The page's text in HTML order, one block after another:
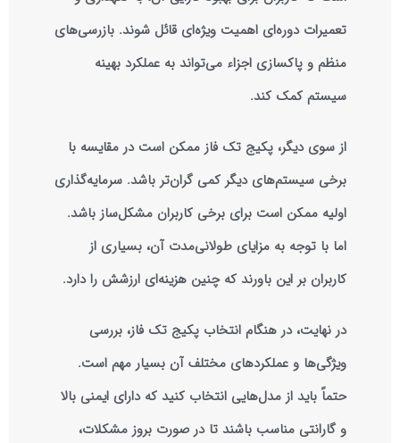
تعمیرات دوره‌ای اهمیت ویژه‌ای قائل شوند. بازرسی‌های
منظم و پاکسازی اجزاء می‌تواند به عملکرد بهینه
سیستم کمک کند.
از سوی دیگر، پکیج تک فاز ممکن است در مقایسه با
برخی سیستم‌های دیگر کمی گران‌تر باشد. سرمایه‌گذاری
اولیه ممکن است برای برخی کاربران مشکل‌ساز باشد.
اما با توجه به مزایای طولانی‌مدت آن، بسیاری از
کاربران بر این باورند که چنین هزینه‌ای ارزشش را دارد.
در نهایت، در هنگام انتخاب پکیج تک فاز، بررسی
ویژگی‌ها و عملکردهای مختلف آن بسیار مهم است.
حتماً باید از مدل‌هایی انتخاب کنید که دارای ایمنی بالا
و گارانتی مناسب باشند تا در صورت بروز مشکلات،